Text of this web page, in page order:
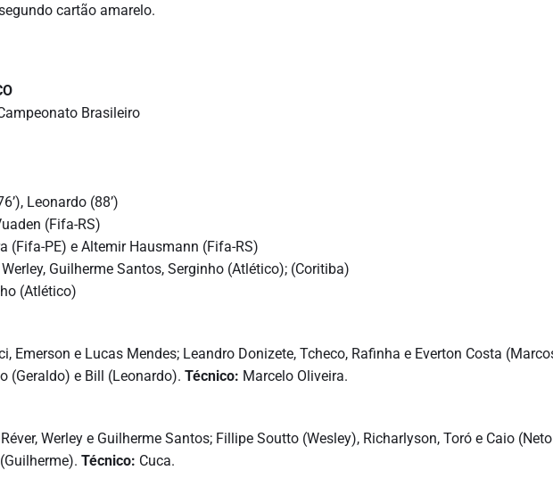
cartão amarelo.
Brasileiro
Leonardo (88’)
(Fifa-RS)
(Fifa-PE) e Altemir Hausmann (Fifa-RS)
Werley, Guilherme Santos, Serginho (Atlético); (Coritiba)
(Atlético)
Emerson e Lucas Mendes; Leandro Donizete, Tcheco, Rafinha e Everton Costa
(Geraldo) e Bill (Leonardo). Técnico: Marcelo Oliveira.
Werley e Guilherme Santos; Fillipe Soutto (Wesley), Richarlyson, Toró e Caio (Neto
Técnico: Cuca.